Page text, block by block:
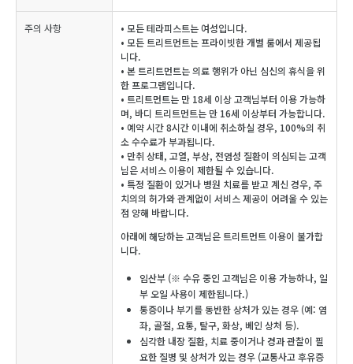
주의 사항
• 모든 테라피스트는 여성입니다.
• 모든 트리트먼트는 프라이빗한 개별 룸에서 제공됩
니다.
• 본 트리트먼트는 의료 행위가 아닌 심신의 휴식을 위
한 프로그램입니다.
• 트리트먼트는 만 18세 이상 고객님부터 이용 가능하
며, 바디 트리트먼트는 만 16세 이상부터 가능합니다.
• 예약 시간 8시간 이내에 취소하실 경우, 100%의 취
소 수수료가 부과됩니다.
• 만취 상태, 고열, 부상, 전염성 질환이 의심되는 고객
님은 서비스 이용이 제한될 수 있습니다.
• 특정 질환이 있거나 병원 치료를 받고 계신 경우, 주
치의의 허가와 관계없이 서비스 제공이 어려울 수 있는
점 양해 바랍니다.
아래에 해당하는 고객님은 트리트먼트 이용이 불가합
니다.
임산부 (※ 수유 중인 고객님은 이용 가능하나, 일
부 오일 사용이 제한됩니다.)
통증이나 부기를 동반한 상처가 있는 경우 (예: 염
좌, 골절, 요통, 탈구, 화상, 베인 상처 등).
심각한 내장 질환, 치료 중이거나 경과 관찰이 필
요한 질병 및 상처가 있는 경우 (교통사고 후유증